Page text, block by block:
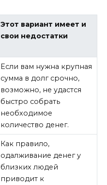
Этот вариант имеет и
свои недостатки
Если вам нужна крупная
сумма в долг срочно,
возможно, не удастся
быстро собрать
необходимое
количество денег.
Как правило,
одалживание денег у
близких людей
приводит к